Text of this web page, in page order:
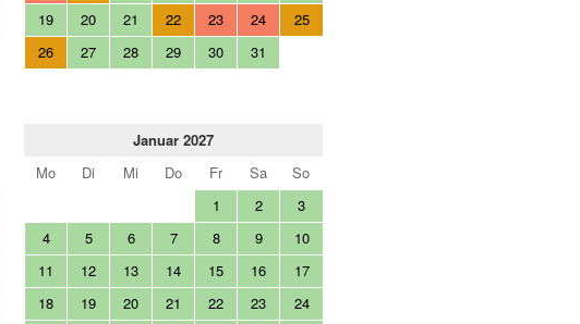
19
20 21 22 23 24
25
26
27 28 29 30 31
Januar 2027
Mo
Di Mi Do Fr Sa
So
1
2
3
4
5 6 7 8 9
10
11
12 13 14 15 16
17
18
19 20 21 22 23
24